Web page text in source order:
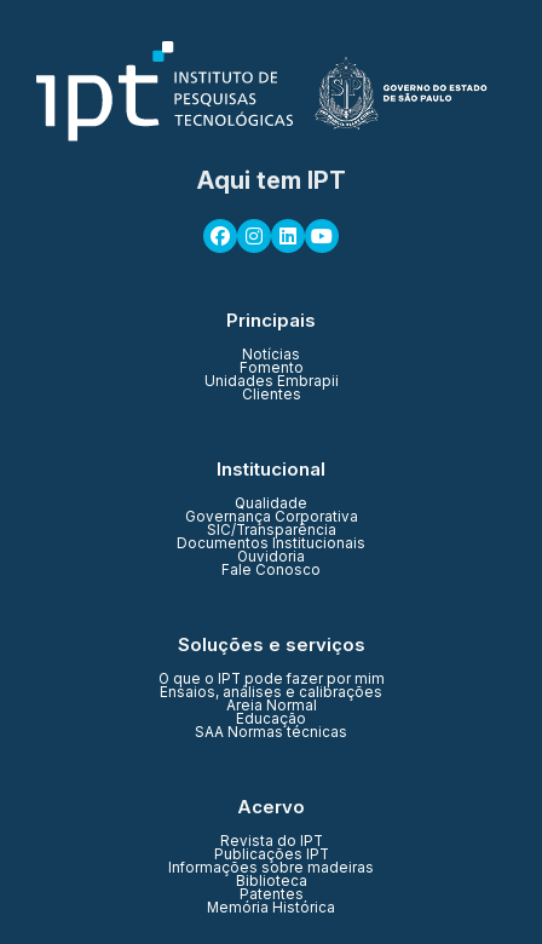
Aqui tem IPT
Principais
Notícias
Fomento
Unidades Embrapii
Clientes
Institucional
Qualidade
Governança Corporativa
SIC/Transparência
Documentos Institucionais
Ouvidoria
Fale Conosco
Soluções e serviços
O que o IPT pode fazer por mim
Ensaios, análises e calibrações
Areia Normal
Educação
SAA Normas técnicas
Acervo
Revista do IPT
Publicações IPT
Informações sobre madeiras
Biblioteca
Patentes
Memória Histórica